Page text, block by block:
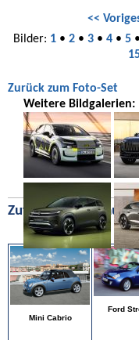
<<
Bilder: 1• 2• 3• 4• 5•
Zurück zum Foto-Set
Weitere Bildgalerien:
Zufällige Bilder aus
Mini Cabrio
Ford